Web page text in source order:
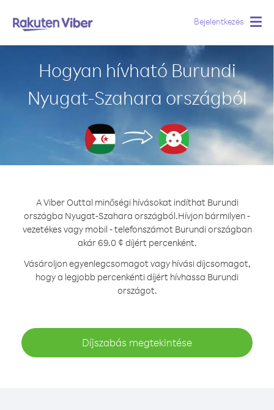
Bejelentkezés
Hogyan hívható Burundi
Nyugat-Szahara országból
A Viber Outtal minőségi hívásokat indíthat Burundi
országba Nyugat-Szahara országból.Hívjon bármilyen -
vezetékes vagy mobil - telefonszámot Burundi országban
akár 69.0 ¢ díjért percenként.
Vásároljon egyenlegcsomagot vagy hívási díjcsomagot,
hogy a legjobb percenkénti díjért hívhassa Burundi
országot.
Díjszabás megtekintése